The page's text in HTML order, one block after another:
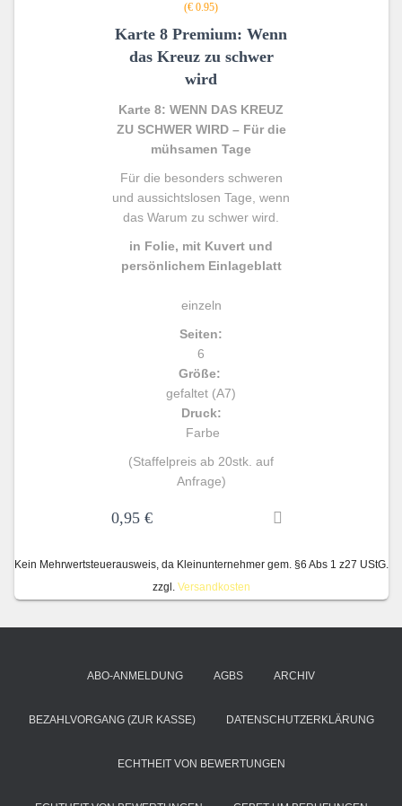
(€ 0.95)
Karte 8 Premium: Wenn
das Kreuz zu schwer
wird
Karte 8: WENN DAS KREUZ
ZU SCHWER WIRD – Für die
mühsamen Tage
Für die besonders schweren
und aussichtslosen Tage, wenn
das Warum zu schwer wird.
in Folie, mit Kuvert und
persönlichem Einlageblatt
einzeln
Seiten:
6
Größe:
gefaltet (A7)
Druck:
Farbe
(Staffelpreis ab 20stk. auf
Anfrage)
0,95 €
Kein Mehrwertsteuerausweis, da Kleinunternehmer gem. §6 Abs 1 z27 UStG.
zzgl. Versandkosten
ABO-ANMELDUNG AGBS ARCHIV
BEZAHLVORGANG (ZUR KASSE) DATENSCHUTZERKLÄRUNG
ECHTHEIT VON BEWERTUNGEN